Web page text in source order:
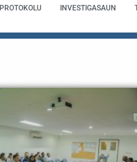
PROTOKOLU INVESTIGASAUN